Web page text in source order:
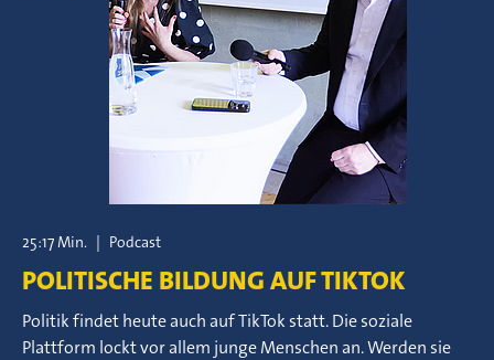
25:17 Min. | Podcast
POLITISCHE BILDUNG AUF TIKTOK
Politik findet heute auch auf TikTok statt. Die soziale
Plattform lockt vor allem junge Menschen an. Werden sie